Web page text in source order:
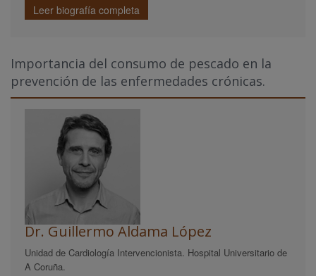
Leer biografía completa
Importancia del consumo de pescado en la
prevención de las enfermedades crónicas.
Dr. Guillermo Aldama López
Unidad de Cardiología Intervencionista. Hospital Universitario de
A Coruña.